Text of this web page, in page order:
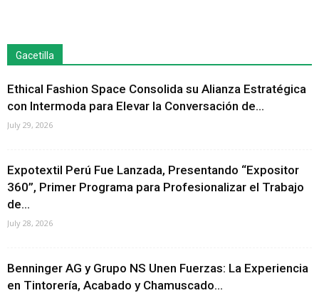
Gacetilla
Ethical Fashion Space Consolida su Alianza Estratégica
con Intermoda para Elevar la Conversación de...
July 29, 2026
Expotextil Perú Fue Lanzada, Presentando “Expositor
360”, Primer Programa para Profesionalizar el Trabajo
de...
July 28, 2026
Benninger AG y Grupo NS Unen Fuerzas: La Experiencia
en Tintorería, Acabado y Chamuscado...